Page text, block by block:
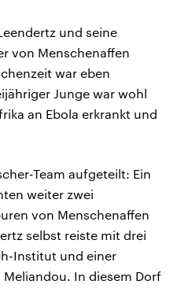
und seine
von Menschenaffen
war eben
Junge war wohl
an Ebola erkrankt und
Team aufgeteilt: Ein
weiter zwei
von Menschenaffen
selbst reiste mit drei
Institut und einer
In diesem Dorf